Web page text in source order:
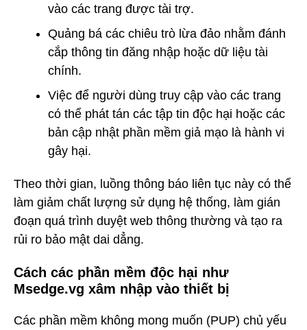
vào các trang được tài trợ.
Quảng bá các chiêu trò lừa đảo nhằm đánh
cắp thông tin đăng nhập hoặc dữ liệu tài
chính.
Việc để người dùng truy cập vào các trang
có thể phát tán các tập tin độc hại hoặc các
bản cập nhật phần mềm giả mạo là hành vi
gây hại.
Theo thời gian, luồng thông báo liên tục này có thể
làm giảm chất lượng sử dụng hệ thống, làm gián
đoạn quá trình duyệt web thông thường và tạo ra
rủi ro bảo mật dai dẳng.
Cách các phần mềm độc hại như
Msedge.vg xâm nhập vào thiết bị
Các phần mềm không mong muốn (PUP) chủ yếu